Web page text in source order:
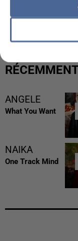
L’UN DES
MAFIA
ANGELE
What You Want
NAIKA
One Track Mind